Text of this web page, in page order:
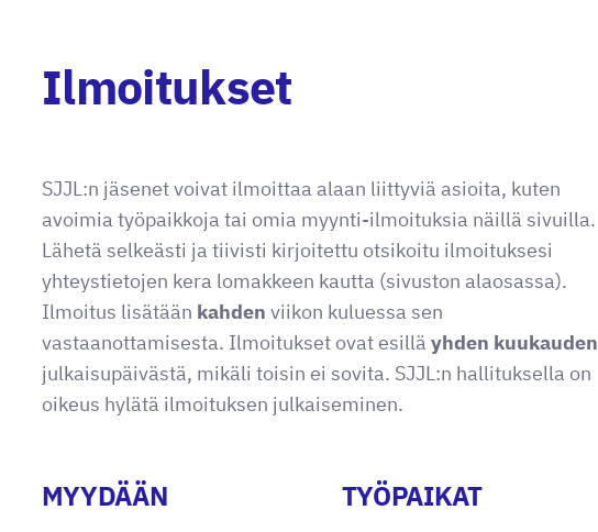
Ilmoitukset
SJJL:n jäsenet voivat ilmoittaa alaan liittyviä asioita, kuten
avoimia työpaikkoja tai omia myynti-ilmoituksia näillä sivuilla.
Lähetä selkeästi ja tiivisti kirjoitettu otsikoitu ilmoituksesi
yhteystietojen kera lomakkeen kautta (sivuston alaosassa).
Ilmoitus lisätään kahden viikon kuluessa sen
vastaanottamisesta. Ilmoitukset ovat esillä yhden kuukauden
julkaisupäivästä, mikäli toisin ei sovita. SJJL:n hallituksella on
oikeus hylätä ilmoituksen julkaiseminen.
MYYDÄÄN TYÖPAIKAT